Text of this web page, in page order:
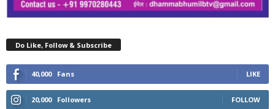
Do Like, Follow & Subscribe
40,000 Fans LIKE
20,000 Followers FOLLOW